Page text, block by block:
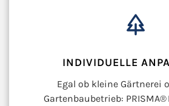
INDIVIDUELLE
Egal ob kleine Gärtnerei
Gartenbaubetrieb: PRISMA®